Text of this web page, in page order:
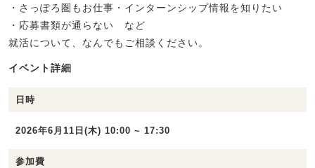
・さっぽろ圏もお仕事・インターンシップ情報を知りたい
・応募書類が通らない など
就活について、なんでもご相談ください。
イベント詳細
日時
2026年6月11日(木) 10:00 ~ 17:30
参加費